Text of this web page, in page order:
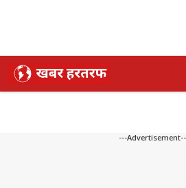
Skip
---